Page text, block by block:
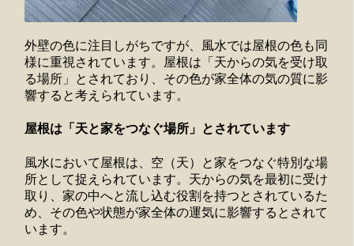
外壁の色に注目しがちですが、風水では屋根の色も同
様に重視されています。屋根は「天からの気を受け取
る場所」とされており、その色が家全体の気の質に影
響すると考えられています。
屋根は「天と家をつなぐ場所」とされています
風水において屋根は、空（天）と家をつなぐ特別な場
所として捉えられています。天からの気を最初に受け
取り、家の中へと流し込む役割を持つとされているた
め、その色や状態が家全体の運気に影響するとされて
います。